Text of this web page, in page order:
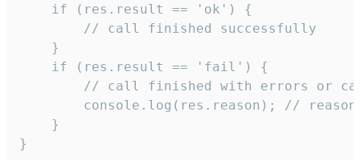
    if (res.result == 'ok') {
        // call finished successfully
    }
    if (res.result == 'fail') {
// call finished with errors or
console.log(res.reason); //
    }
}